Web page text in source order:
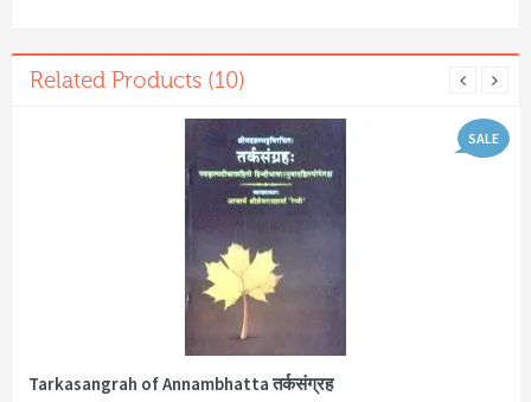
Related Products (10)
SALE
Tarkasangrah of Annambhatta तर्कसंग्रह